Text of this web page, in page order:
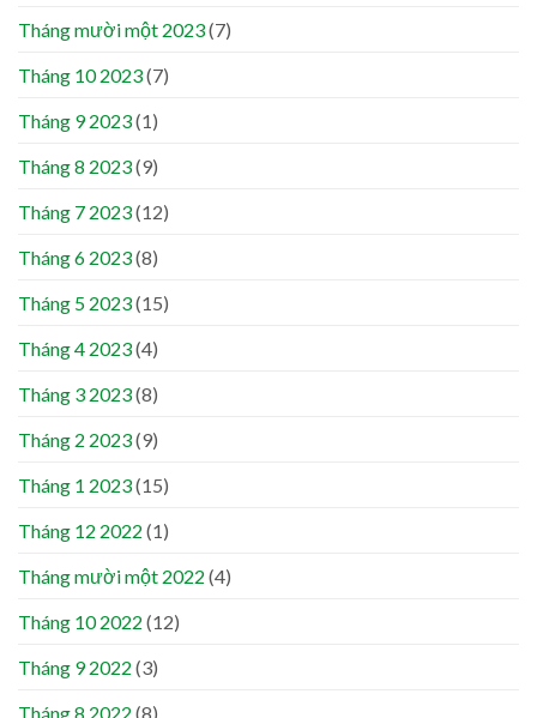
Tháng mười một 2023(7)
Tháng 10 2023(7)
Tháng 9 2023(1)
Tháng 8 2023(9)
Tháng 7 2023(12)
Tháng 6 2023(8)
Tháng 5 2023(15)
Tháng 4 2023(4)
Tháng 3 2023(8)
Tháng 2 2023(9)
Tháng 1 2023(15)
Tháng 12 2022 (1)
Tháng mười một 2022 (4)
Tháng 10 2022 (12)
Tháng 9 2022 (3)
Tháng 8 2022 (8)